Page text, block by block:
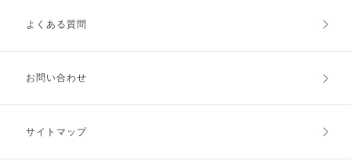
ご利用ガイドトップ
お支払方法
キャンセル・返品・交換
よくある質問
お問い合わせ
サイトマップ